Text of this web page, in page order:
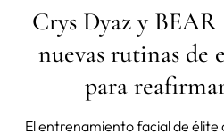
Crys Dyaz y
nuevas rutinas de
para
El entrenamiento facial de